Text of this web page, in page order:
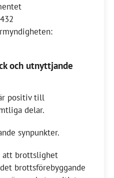
och utnyttjande
positiv till
delar.
synpunkter.
att brottslighet
brottsförebyggande